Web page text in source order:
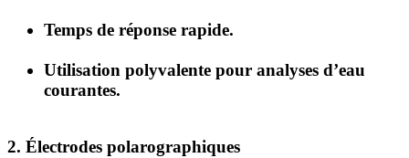
Temps de réponse rapide.
Utilisation polyvalente pour analyses d’eau
courantes.
2. Électrodes polarographiques